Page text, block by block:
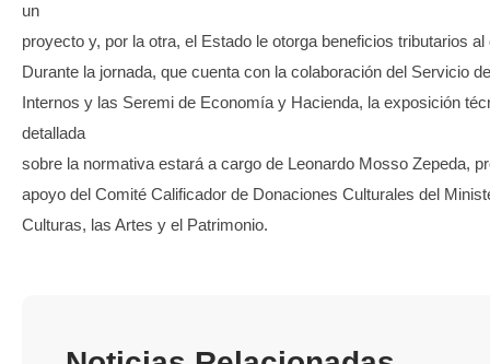
un
proyecto y, por la otra, el Estado le otorga beneficios tributarios al
Durante la jornada, que cuenta con la colaboración del Servicio
Internos y las Seremi de Economía y Hacienda, la exposición
detallada
sobre la normativa estará a cargo de Leonardo Mosso Zepeda,
apoyo del Comité Calificador de Donaciones Culturales del
Culturas, las Artes y el Patrimonio.